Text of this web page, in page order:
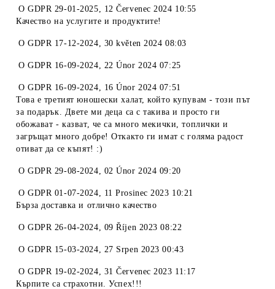
OGDPR 29-01-2025, 12 Červenec 2024 10:55
Качество на услугите и продуктите!
OGDPR 17-12-2024, 30 květen 2024 08:03
OGDPR 16-09-2024, 22 Únor 2024 07:25
OGDPR 16-09-2024, 16 Únor 2024 07:51
Това е третият юношески халат, който купувам - този път
за подарък. Двете ми деца са с такива и просто ги
обожават - казват, че са много мекички, топлички и
загръщат много добре! Откакто ги имат с голяма радост
отиват да се къпят! :)
OGDPR 29-08-2024, 02 Únor 2024 09:20
OGDPR 01-07-2024, 11 Prosinec 2023 10:21
Бърза доставка и отлично качество
OGDPR 26-04-2024, 09 Říjen 2023 08:22
OGDPR 15-03-2024, 27 Srpen 2023 00:43
OGDPR 19-02-2024, 31 Červenec 2023 11:17
Кърпите са страхотни. Успех!!!